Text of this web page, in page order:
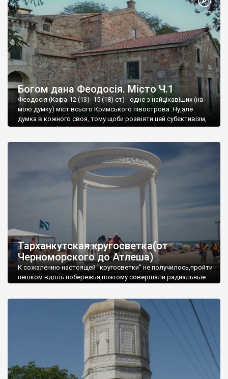
Богом дана Феодосія. Місто Ч.1
Феодосія (Кафа-12 (13) -15 (18) ст) - одне з найцікавіших (на
мою думку) міст всього Кримського півострова .Ну,але
думка в кожного своя, тому щоби розвіяти цей субєктивізм,
запрошую відвідати це
Тарханкутская кругосветка(от
Черноморского до Атлеша)
К сожалению настоящей "кругосветки" не получилось,пройти
пешком вдоль побережья,поэтому совершали радиальные